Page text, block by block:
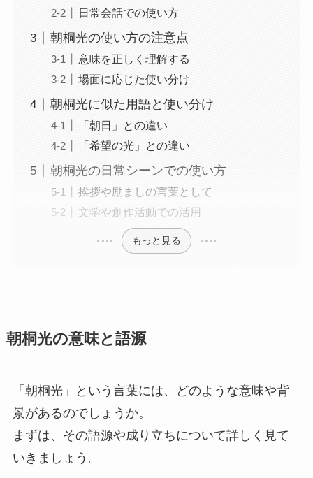
日常会話での使い方
朝桐光の使い方の注意点
意味を正しく理解する
場面に応じた使い分け
朝桐光に似た用語と使い分け
「朝日」との違い
「希望の光」との違い
朝桐光の日常シーンでの使い方
挨拶や励ましの言葉として
文学や創作活動での活用
もっと見る
朝桐光の意味と語源
「朝桐光」という言葉には、どのような意味や背
景があるのでしょうか。
まずは、その語源や成り立ちについて詳しく見て
いきましょう。